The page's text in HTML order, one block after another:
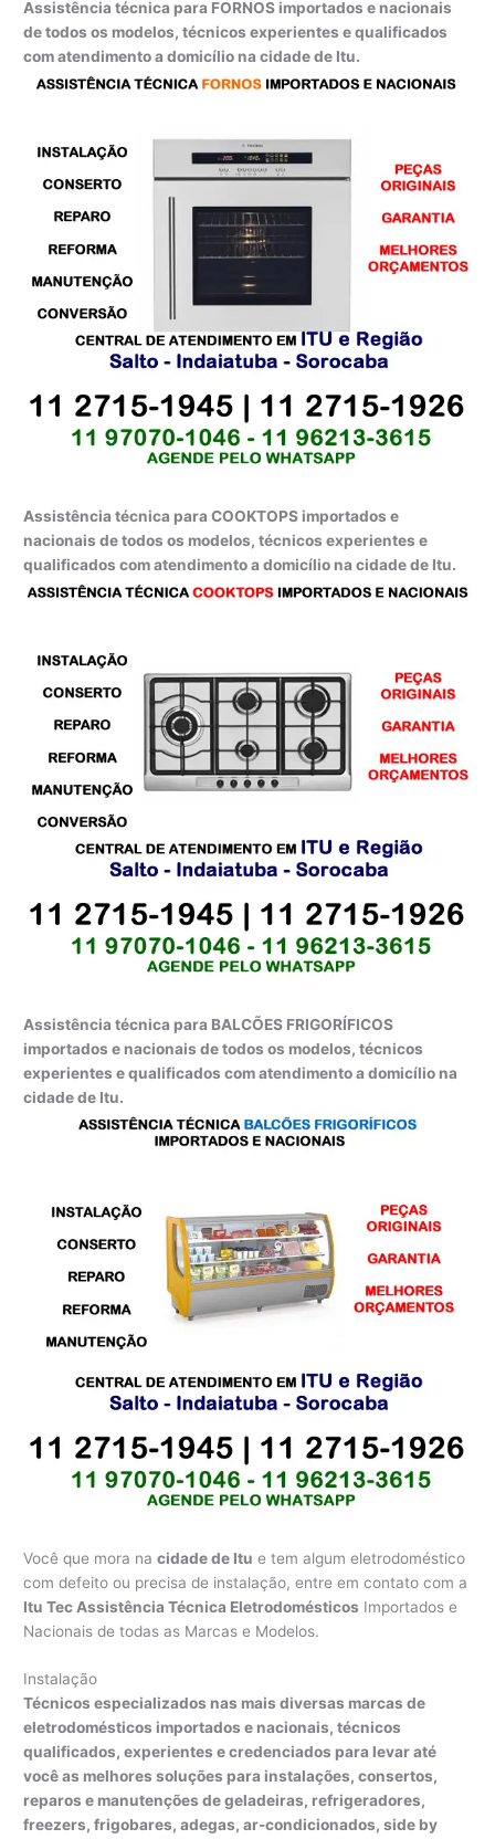
Assistência técnica para FORNOS importados e nacionais
de todos os modelos, técnicos experientes e qualificados
com atendimento a domicílio na cidade de Itu.
Assistência técnica para COOKTOPS importados e
nacionais de todos os modelos, técnicos experientes e
qualificados com atendimento a domicílio na cidade de Itu.
Assistência técnica para BALCÕES FRIGORÍFICOS
importados e nacionais de todos os modelos, técnicos
experientes e qualificados com atendimento a domicílio na
cidade de Itu.
Você que mora nacidade de Itu e tem algum eletrodoméstico
com defeito ou precisa de instalação, entre em contato com a
Itu Tec Assistência Técnica Eletrodomésticos Importados e
Nacionais de todas as Marcas e Modelos.
Instalação
Técnicos especializados nas mais diversas marcas de
eletrodomésticos importados e nacionais, técnicos
qualificados, experientes e credenciados para levar até
você as melhores soluções para instalações, consertos,
reparos e manutenções de geladeiras, refrigeradores,
freezers, frigobares, adegas, ar-condicionados, side by